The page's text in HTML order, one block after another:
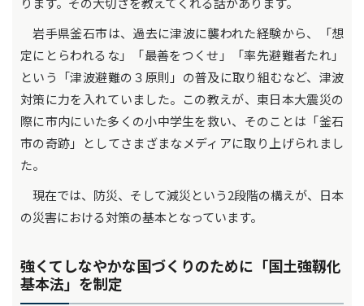
岩手県釜石市は、過去に津波に襲われた経験から、「想
定にとらわれるな」「最善をつくせ」「率先避難者たれ」
という「津波避難の３原則」の普及に取り組むなど、津波
対策に力を入れていました。この教えが、東日本大震災の
際に市内にいた多くの⼩中学⽣を救い、そのことは「釜石
市の奇跡」としてさまざまなメディアに取り上げられまし
た。
現在では、防災、そして減災という2段階の構えが、日本
の災害における対策の基本となっています。
強くてしなやかな国づくりのために「国土強靱化
基本法」を制定